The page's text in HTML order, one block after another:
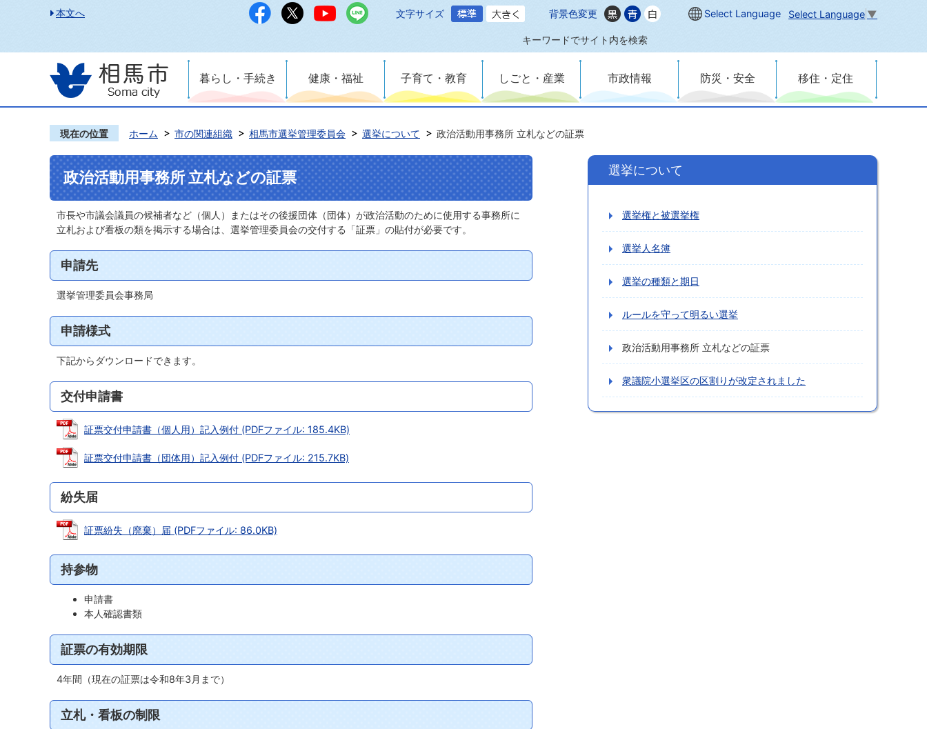
本文へ 文字サイズ 背景色変更 Select Language Select Language ▼
キーワードでサイト内を検索
暮らし・手続き 健康・福祉 子育て・教育 しごと・産業 市政情報 防災・安全 移住・定住
現在の位置 ホーム 市の関連組織 相馬市選挙管理委員会 選挙について 政治活動用事務所 立札などの証票
政治活動用事務所 立札などの証票
市長や市議会議員の候補者など（個人）またはその後援団体（団体）が政治活動のために使用する事務所に
立札および看板の類を掲示する場合は、選挙管理委員会の交付する「証票」の貼付が必要です。
申請先
選挙管理委員会事務局
申請様式
下記からダウンロードできます。
交付申請書
証票交付申請書（個人用）記入例付 (PDFファイル: 185.4KB)
証票交付申請書（団体用）記入例付 (PDFファイル: 215.7KB)
紛失届
証票紛失（廃棄）届 (PDFファイル: 86.0KB)
持参物
申請書
本人確認書類
証票の有効期限
4年間（現在の証票は令和8年3月まで）
立札・看板の制限
選挙について
選挙権と被選挙権
選挙人名簿
選挙の種類と期日
ルールを守って明るい選挙
政治活動用事務所 立札などの証票
衆議院小選挙区の区割りが改定されました